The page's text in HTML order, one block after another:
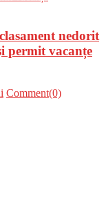
nedorit
permit vacanțe
Comment(0)